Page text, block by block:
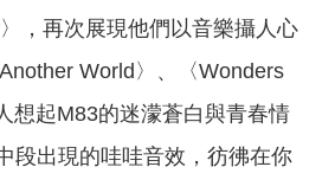
〉，再次展現他們以音樂攝人心
World〉、〈Wonders
想起M83的迷濛蒼白與青春情
段出現的哇哇音效，彷彿在你